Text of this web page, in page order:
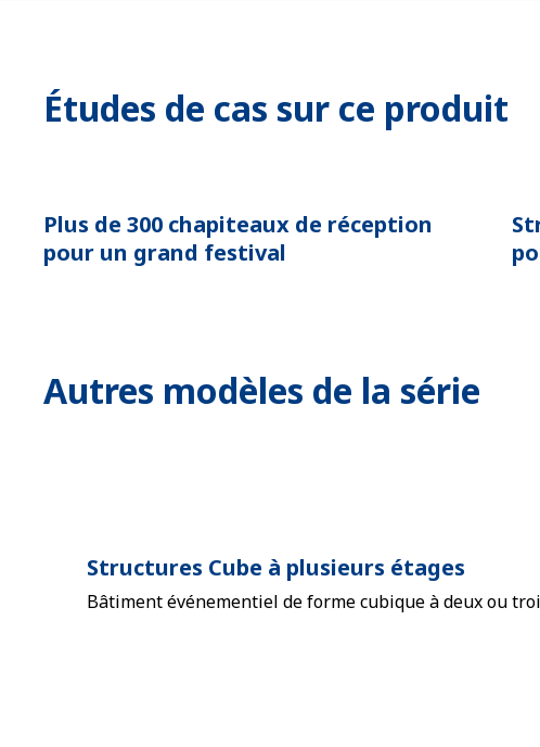
Études de cas sur ce produit
Plus de 300 chapiteaux de réception
pour un grand festival
Autres modèles de la série
Structures Cube à plusieurs étages
Bâtiment événementiel de forme cubique à deux ou